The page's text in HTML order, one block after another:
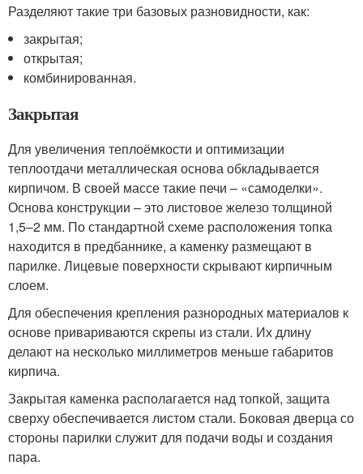
Разделяют такие три базовых разновидности, как:
закрытая;
открытая;
комбинированная.
Закрытая
Для увеличения теплоёмкости и оптимизации
теплоотдачи металлическая основа обкладывается
кирпичом. В своей массе такие печи – «самоделки».
Основа конструкции – это листовое железо толщиной
1,5–2 мм. По стандартной схеме расположения топка
находится в предбаннике, а каменку размещают в
парилке. Лицевые поверхности скрывают кирпичным
слоем.
Для обеспечения крепления разнородных материалов к
основе привариваются скрепы из стали. Их длину
делают на несколько миллиметров меньше габаритов
кирпича.
Закрытая каменка располагается над топкой, защита
сверху обеспечивается листом стали. Боковая дверца со
стороны парилки служит для подачи воды и создания
пара.